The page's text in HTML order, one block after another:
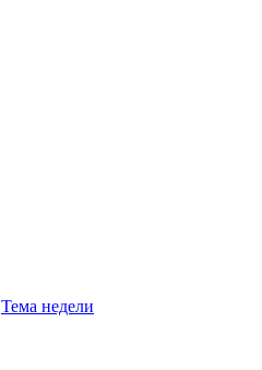
Тема недели